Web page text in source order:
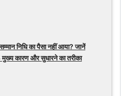
निधि का पैसा नहीं आया? जानें
कारण और सुधारने का तरीका